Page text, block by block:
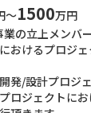
〜1500万円
業の立上メンバ
おけるプロジ
発/設計プロジ
ロジェクトに